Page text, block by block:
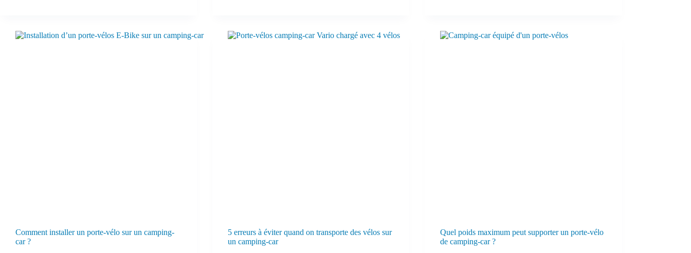
Comment installer un porte-vélo sur un camping-
car ?
5 erreurs à éviter quand on transporte des vélos sur
un camping-car
Quel poids maximum peut supporter un porte-vélo
de camping-car ?